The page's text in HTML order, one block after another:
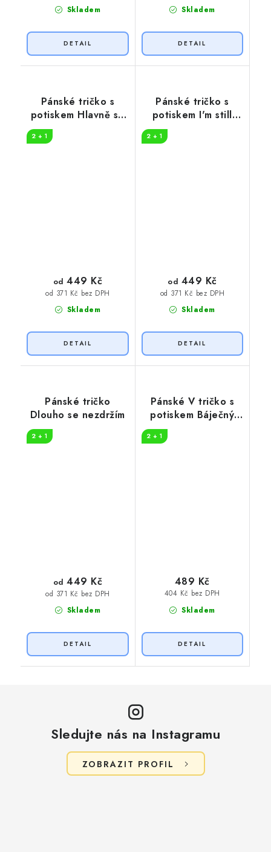
Skladem Skladem
Pánské tričko s
potiskem Hlavně se
z toho neposrat
2 + 1
Skladem
od 371 Kč bez DPH
od 449 Kč
Pánské tričko s
potiskem I'm still
loading you
2 + 1
Skladem
od 371 Kč bez DPH
od 449 Kč
Pánské tričko
Dlouho se nezdržím
2 + 1
Skladem
od 371 Kč bez DPH
od 449 Kč
Pánské V tričko s
potiskem Báječný
2 + 1
Skladem
404 Kč bez DPH
489 Kč
Sledujte nás na Instagramu
ZOBRAZIT PROFIL